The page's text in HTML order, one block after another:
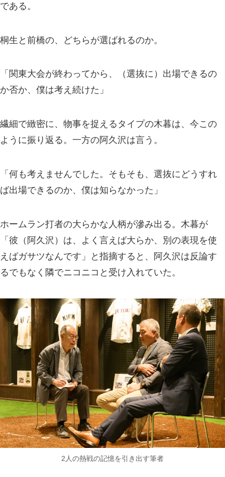
である。
桐生と前橋の、どちらが選ばれるのか。
「関東大会が終わってから、（選抜に）出場できるの
か否か、僕は考え続けた」
繊細で緻密に、物事を捉えるタイプの木暮は、今この
ように振り返る。一方の阿久沢は言う。
「何も考えませんでした。そもそも、選抜にどうすれ
ば出場できるのか、僕は知らなかった」
ホームラン打者の大らかな人柄が滲み出る。木暮が
「彼（阿久沢）は、よく言えば大らか、別の表現を使
えばガサツなんです」と指摘すると、阿久沢は反論す
るでもなく隣でニコニコと受け入れていた。
2人の熱戦の記憶を引き出す筆者